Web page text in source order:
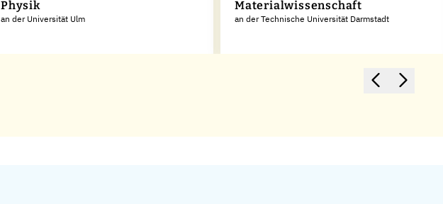
Physik
an der Universität Ulm
Materialwissenschaft
an der Technische Universität Darmstadt